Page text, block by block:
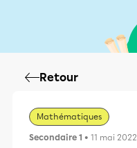
Retour
Mathématiques
Secondaire 1 • 11 mai 2022